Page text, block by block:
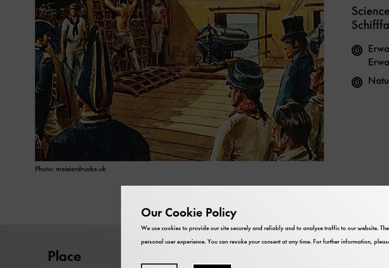
Photo: meisterdrucke.uk
Place
Our Cookie Policy
We use cookies to provide our site securely and reliably and to analyse traffic to our website.
personal user experience. You can revoke your consent at any time. For further information,